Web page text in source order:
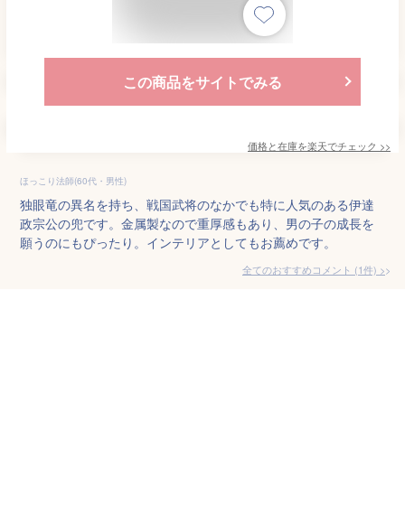
この商品をサイトでみる
価格と在庫を楽天でチェック >>
ほっこり法師(60代・男性)
独眼竜の異名を持ち、戦国武将のなかでも特に人気のある伊達
政宗公の兜です。金属製なので重厚感もあり、男の子の成長を
願うのにもぴったり。インテリアとしてもお薦めです。
全てのおすすめコメント (1件) >